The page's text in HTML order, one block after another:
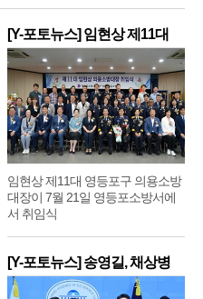
[Y-포토뉴스] 임현상 제11대
영
임현상 제11대 영등포구 의용소방
대장이 7월 21일 영등포소방서에
서 취임식
[Y-포토뉴스] 송영길, 채상병
순